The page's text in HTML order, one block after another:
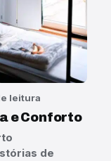
leitura
e Conforto
de